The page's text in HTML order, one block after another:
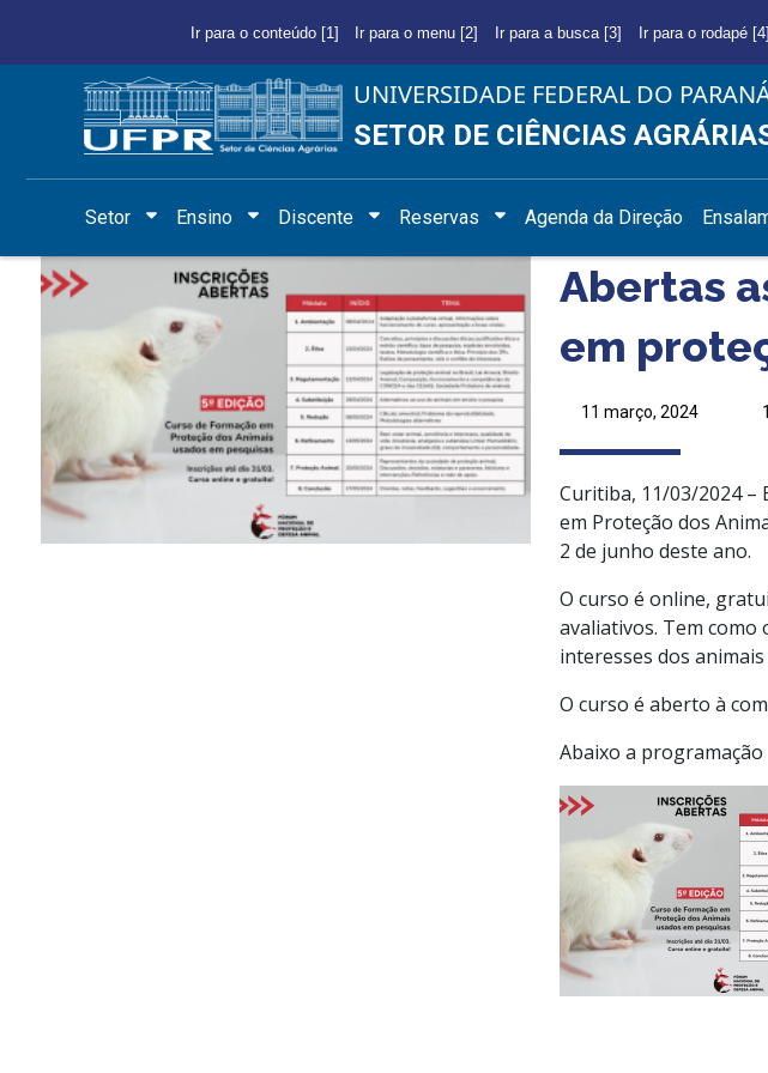
Ir para o conteúdo [1] Ir para o menu [2] Ir para a busca [3] Ir para o rodapé [4]
UNIVERSIDADE FEDERAL DO
SETOR DE CIÊNCIAS
Setor Ensino Discente Reservas Agenda da Direção
Abertas
em
11 março, 2024
Curitiba, 11/03/2024 –
em Proteção dos
2 de junho deste ano.
O curso é online,
avaliativos. Tem
interesses dos
O curso é aberto à
Abaixo a programação